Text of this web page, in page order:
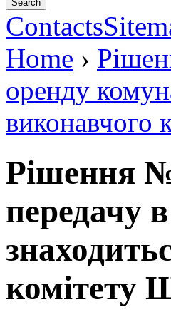
Contacts
Home ›
оренду
виконавчого
Рішення
передачу
комітету